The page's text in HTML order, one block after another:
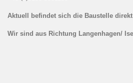
Aktuell befindet sich die Baustelle
Wir sind aus Richtung Langenhagen/